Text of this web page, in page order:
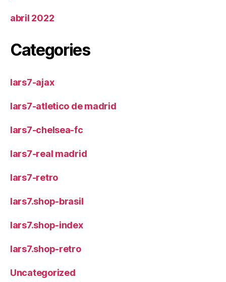
abril 2022
Categories
lars7-ajax
lars7-atletico de madrid
lars7-chelsea-fc
lars7-real madrid
lars7-retro
lars7.shop-brasil
lars7.shop-index
lars7.shop-retro
Uncategorized